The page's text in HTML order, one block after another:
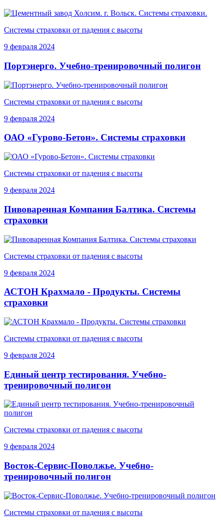
Системы страховки от падения с высоты
9 февраля 2024
Портэнерго. Учебно-тренировочный полигон
Системы страховки от падения с высоты
9 февраля 2024
ОАО «Гурово-Бетон». Системы страховки
Системы страховки от падения с высоты
9 февраля 2024
Пивоваренная Компания Балтика. Системы
страховки
Системы страховки от падения с высоты
9 февраля 2024
АСТОН Крахмало - Продукты. Системы
страховки
Системы страховки от падения с высоты
9 февраля 2024
Единый центр тестирования. Учебно-
тренировочный полигон
Системы страховки от падения с высоты
9 февраля 2024
Восток-Сервис-Поволжье. Учебно-
тренировочный полигон
Системы страховки от падения с высоты